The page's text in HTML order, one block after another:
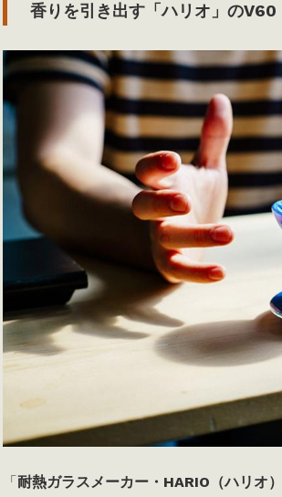
香りを引き出す「ハリオ」のV60
「耐熱ガラスメーカー・HARIO（ハリオ